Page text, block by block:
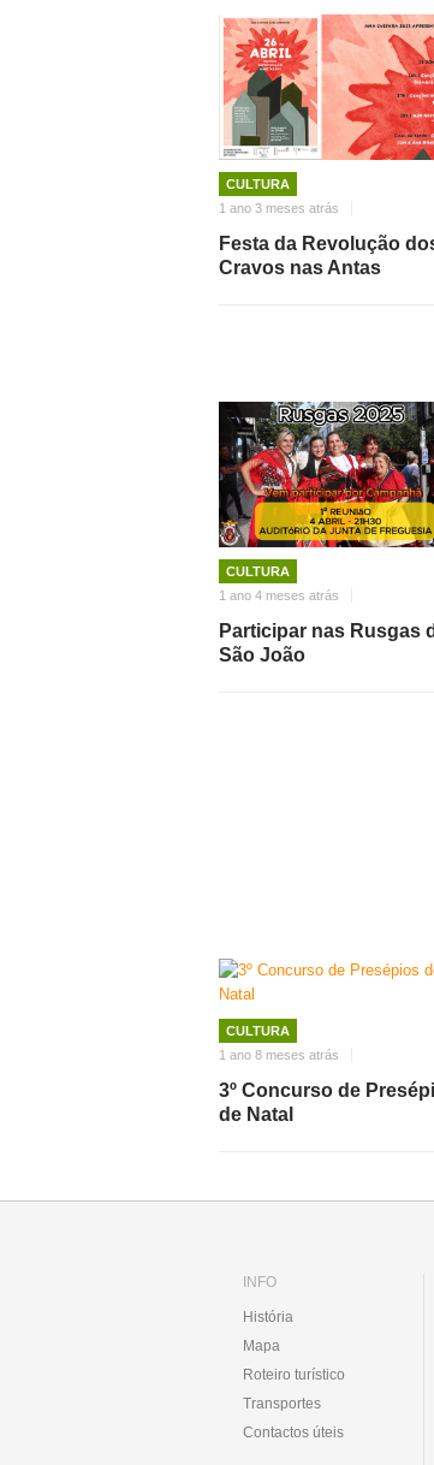
CULTURA
1 ano 3 meses atrás
Festa da Revolução
Cravos nas Antas
CULTURA
1 ano 4 meses atrás
Participar nas Rusgas
São João
CULTURA
1 ano 8 meses atrás
3º Concurso de
de Natal
INFO
História
Mapa
Roteiro turístico
Transportes
Contactos úteis